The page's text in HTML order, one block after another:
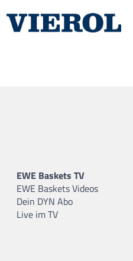
EWE Baskets TV
EWE Baskets Videos
Dein DYN Abo
Live im TV